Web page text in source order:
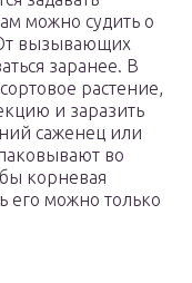
можно судить о
вызывающих
заранее. В
растение,
и заразить
саженец или
во
корневая
его можно только